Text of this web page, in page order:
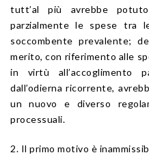
tutt’al più avrebbe
parzialmente le spese tra
soccombente prevalente;
merito, con riferimento alle
in virtù all’accoglimento
dall’odierna ricorrente,
un nuovo e diverso
processuali.
2. Il primo motivo è